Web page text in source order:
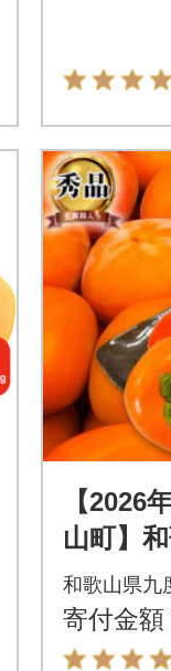
【2026
山町】
覚 平核
ねなし
化粧箱
和歌山県九
寄付金額